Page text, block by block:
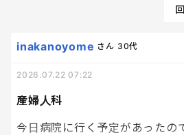
産婦人科
inakanoyome さん 30代
2026.07.22 07:22
今日病院に行く予定があったの